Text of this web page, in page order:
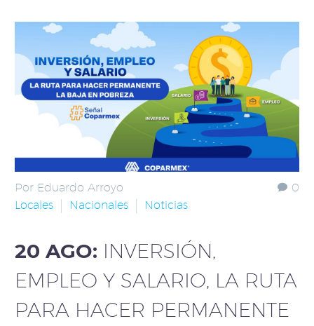
0
Por Eduardo Arroyo
Locales
Nacionales Noticias
20 AGO: INVERSIÓN,
EMPLEO Y SALARIO, LA RUTA
PARA HACER PERMANENTE